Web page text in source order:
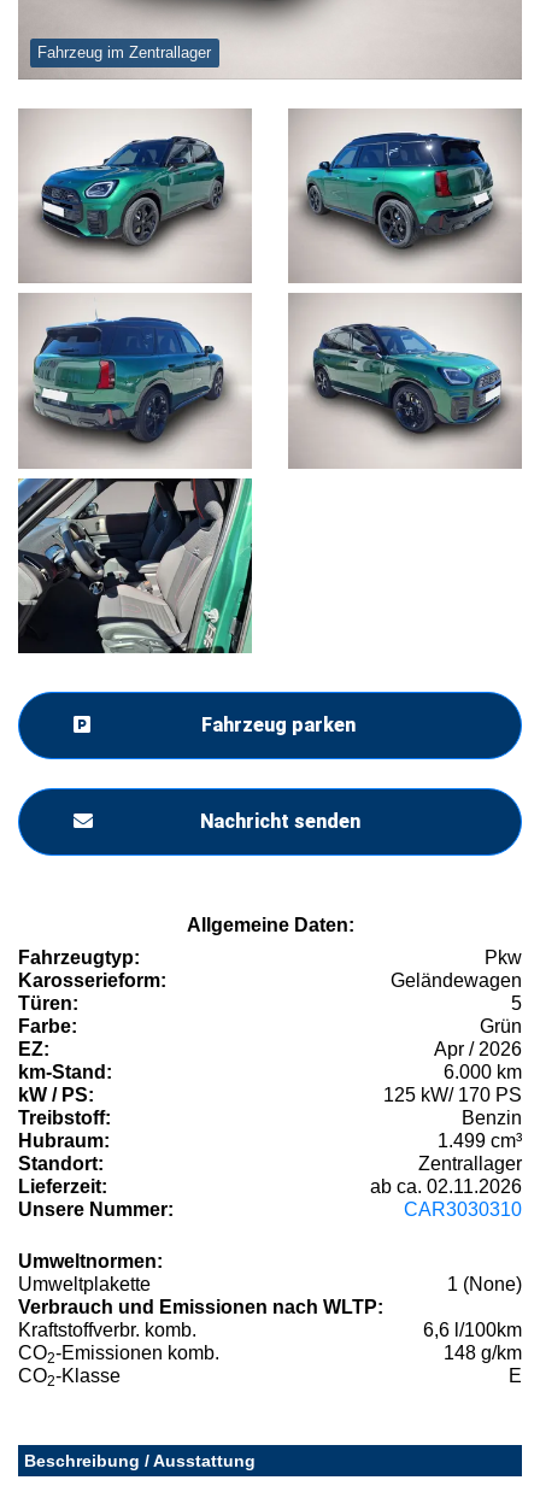
Fahrzeug im Zentrallager
Fahrzeug parken
Nachricht senden
Allgemeine Daten:
Fahrzeugtyp:
Pkw
Karosserieform:
Geländewagen
Türen:
5
Farbe:
Grün
EZ:
Apr / 2026
km-Stand:
6.000 km
kW / PS:
125 kW/ 170 PS
Treibstoff:
Benzin
Hubraum:
1.499 cm³
Standort:
Zentrallager
Lieferzeit:
ab ca. 02.11.2026
Unsere Nummer:
CAR3030310
Umweltnormen:
Umweltplakette
1 (None)
Verbrauch und Emissionen nach WLTP:
Kraftstoffverbr. komb.
6,6 l/100km
CO2-Emissionen komb.
148 g/km
CO2-Klasse E
Beschreibung / Ausstattung